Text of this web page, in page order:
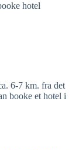
hotel
6-7 km. fra det
booke et hotel i